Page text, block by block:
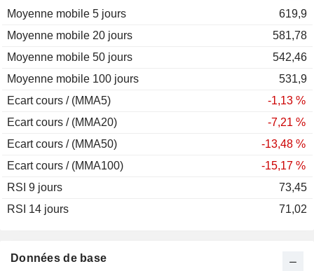
Données de base
Moyenne mobile 5 jours
619,9
Moyenne mobile 20 jours
581,78
Moyenne mobile 50 jours
542,46
Moyenne mobile 100 jours
531,9
Ecart cours / (MMA5)
-1,13 %
Ecart cours / (MMA20)
-7,21 %
Ecart cours / (MMA50)
-13,48 %
Ecart cours / (MMA100)
-15,17 %
RSI 9 jours
73,45
RSI 14 jours
71,02
2011
-31,15 %
2010
-1,12 %
2009
+50,62 %
2008
-5,16 %
2007
2006
+115,26 %
2005
2004
+22,24 %
2003
2002
2000